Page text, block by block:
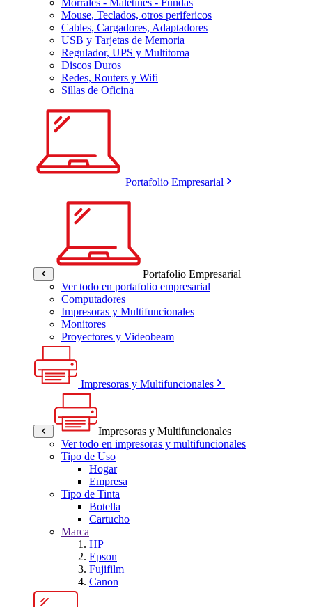
Mouse, Teclados, otros perifericos
Cables, Cargadores, Adaptadores
USB y Tarjetas de Memoria
Regulador, UPS y Multitoma
Discos Duros
Redes, Routers y Wifi
Sillas de Oficina
Portafolio Empresarial
Portafolio Empresarial
Ver todo en portafolio empresarial
Computadores
Impresoras y Multifuncionales
Monitores
Proyectores y Videobeam
Impresoras y Multifuncionales
Impresoras y Multifuncionales
Ver todo en impresoras y multifuncionales
Tipo de Uso
Hogar
Empresa
Tipo de Tinta
Botella
Cartucho
Marca
HP
Epson
Fujifilm
Canon